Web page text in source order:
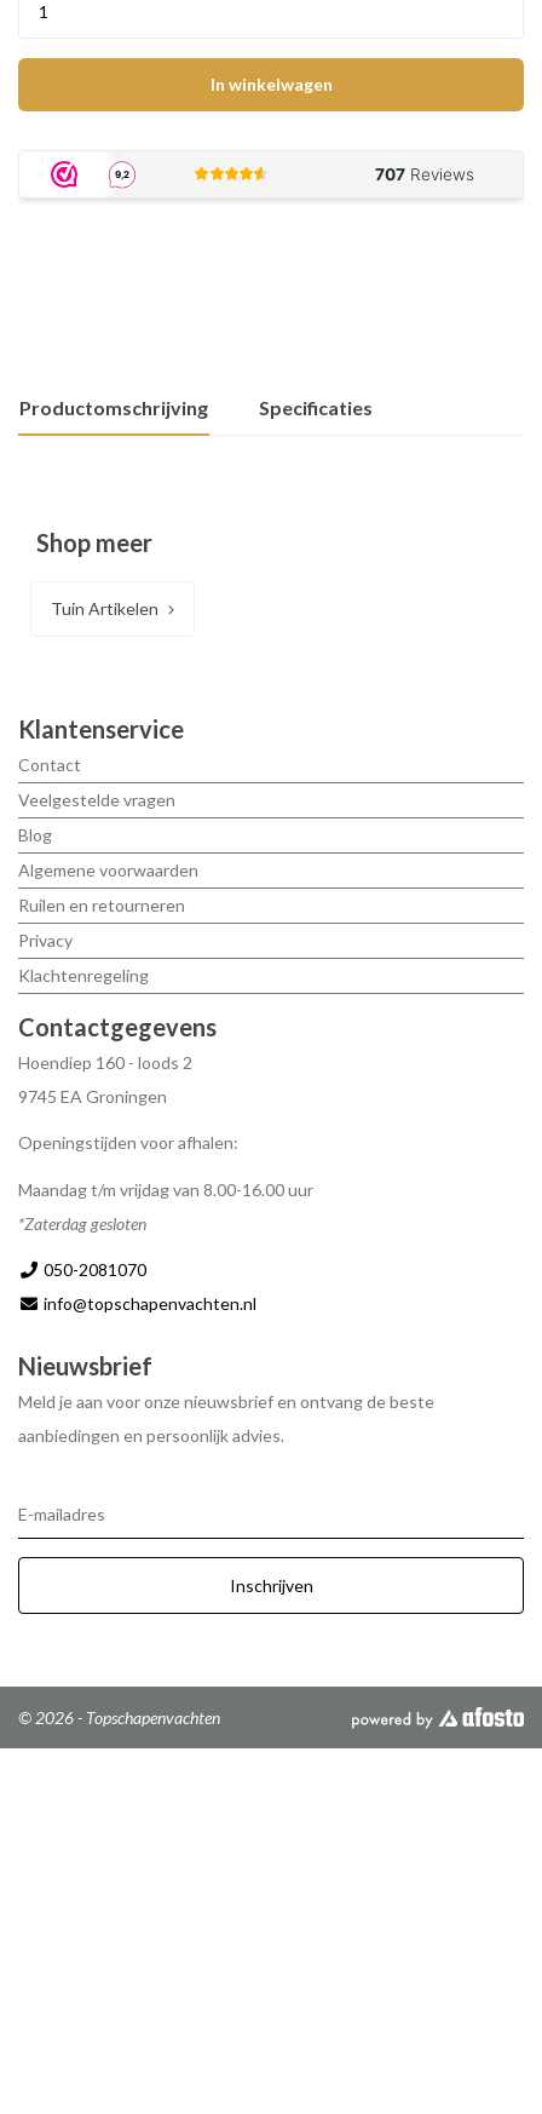
In winkelwagen
Productomschrijving Specificaties
Shop meer
Tuin Artikelen
Klantenservice
Contact
Veelgestelde vragen
Blog
Algemene voorwaarden
Ruilen en retourneren
Privacy
Klachtenregeling
Contactgegevens
Hoendiep 160 - loods 2
9745 EA Groningen
Openingstijden voor afhalen:
Maandag t/m vrijdag van 8.00-16.00 uur
*Zaterdag gesloten
050-2081070
info@topschapenvachten.nl
Nieuwsbrief
Meld je aan voor onze nieuwsbrief en ontvang de beste
aanbiedingen en persoonlijk advies.
E-mailadres
Inschrijven
© 2026 - Topschapenvachten